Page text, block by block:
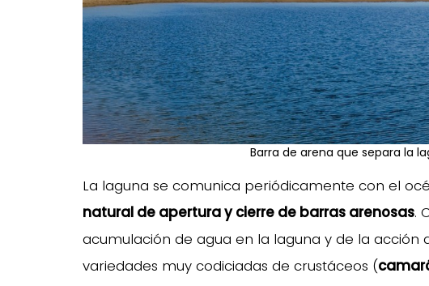
Barra de arena que separa la
La laguna se comunica periódicamente con el
natural de apertura y cierre de barras arenosas.
acumulación de agua en la laguna y de la acción
variedades muy codiciadas de crustáceos (